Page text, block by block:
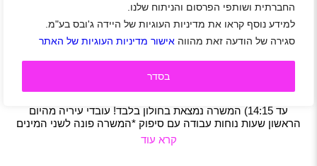
החברתית ושותפי הפרסום והניתוח שלנו.
למידע נוסף קראו את מדיניות העוגיות של היידה ג'ובס בע"מ.
סגירה של הודעה זאת מהווה אישור מדיניות העוגיות של האתר
בסדר
לגני העירייה בחולון דרושות סייעות | עובדות עירייה
מהיום הראשון
בת-ים|חולון| גיל 19 ומעלה |סטודנטים|חיילים|
תיאור משרה
עד 14:15) המשרה נמצאת בחולון בלבד! עובדי עיריה מהיום
הראשון שעות נוחות עבודה עם סיפוק *המשרה פונה לשני המינים
קרא עוד